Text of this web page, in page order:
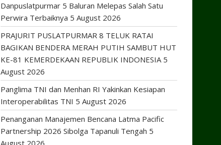
Danpuslatpurmar 5 Baluran Melepas Salah Satu
Perwira Terbaiknya 5 August 2026
PRAJURIT PUSLATPURMAR 8 TELUK RATAI
BAGIKAN BENDERA MERAH PUTIH SAMBUT HUT
KE-81 KEMERDEKAAN REPUBLIK INDONESIA 5
August 2026
Panglima TNI dan Menhan RI Yakinkan Kesiapan
Interoperabilitas TNI 5 August 2026
Penanganan Manajemen Bencana Latma Pacific
Partnership 2026 Sibolga Tapanuli Tengah 5
August 2026